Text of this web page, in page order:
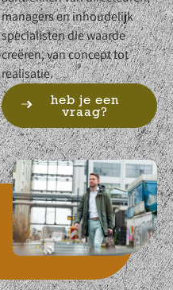
managers en inhoudelijk
specialisten die waarde
creëren, van concept tot
realisatie.
heb je een
vraag?